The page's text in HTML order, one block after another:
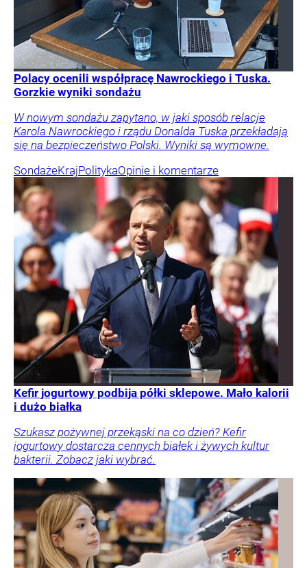
Polacy ocenili współpracę Nawrockiego i Tuska.
Gorzkie wyniki sondażu
W nowym sondażu zapytano, w jaki sposób relacje
Karola Nawrockiego i rządu Donalda Tuska przekładają
się na bezpieczeństwo Polski. Wyniki są wymowne.
SondażeKrajPolitykaOpinie i komentarze
Kefir jogurtowy podbija półki sklepowe. Mało kalorii
i dużo białka
Szukasz pożywnej przekąski na co dzień? Kefir
jogurtowy dostarcza cennych białek i żywych kultur
bakterii. Zobacz jaki wybrać.